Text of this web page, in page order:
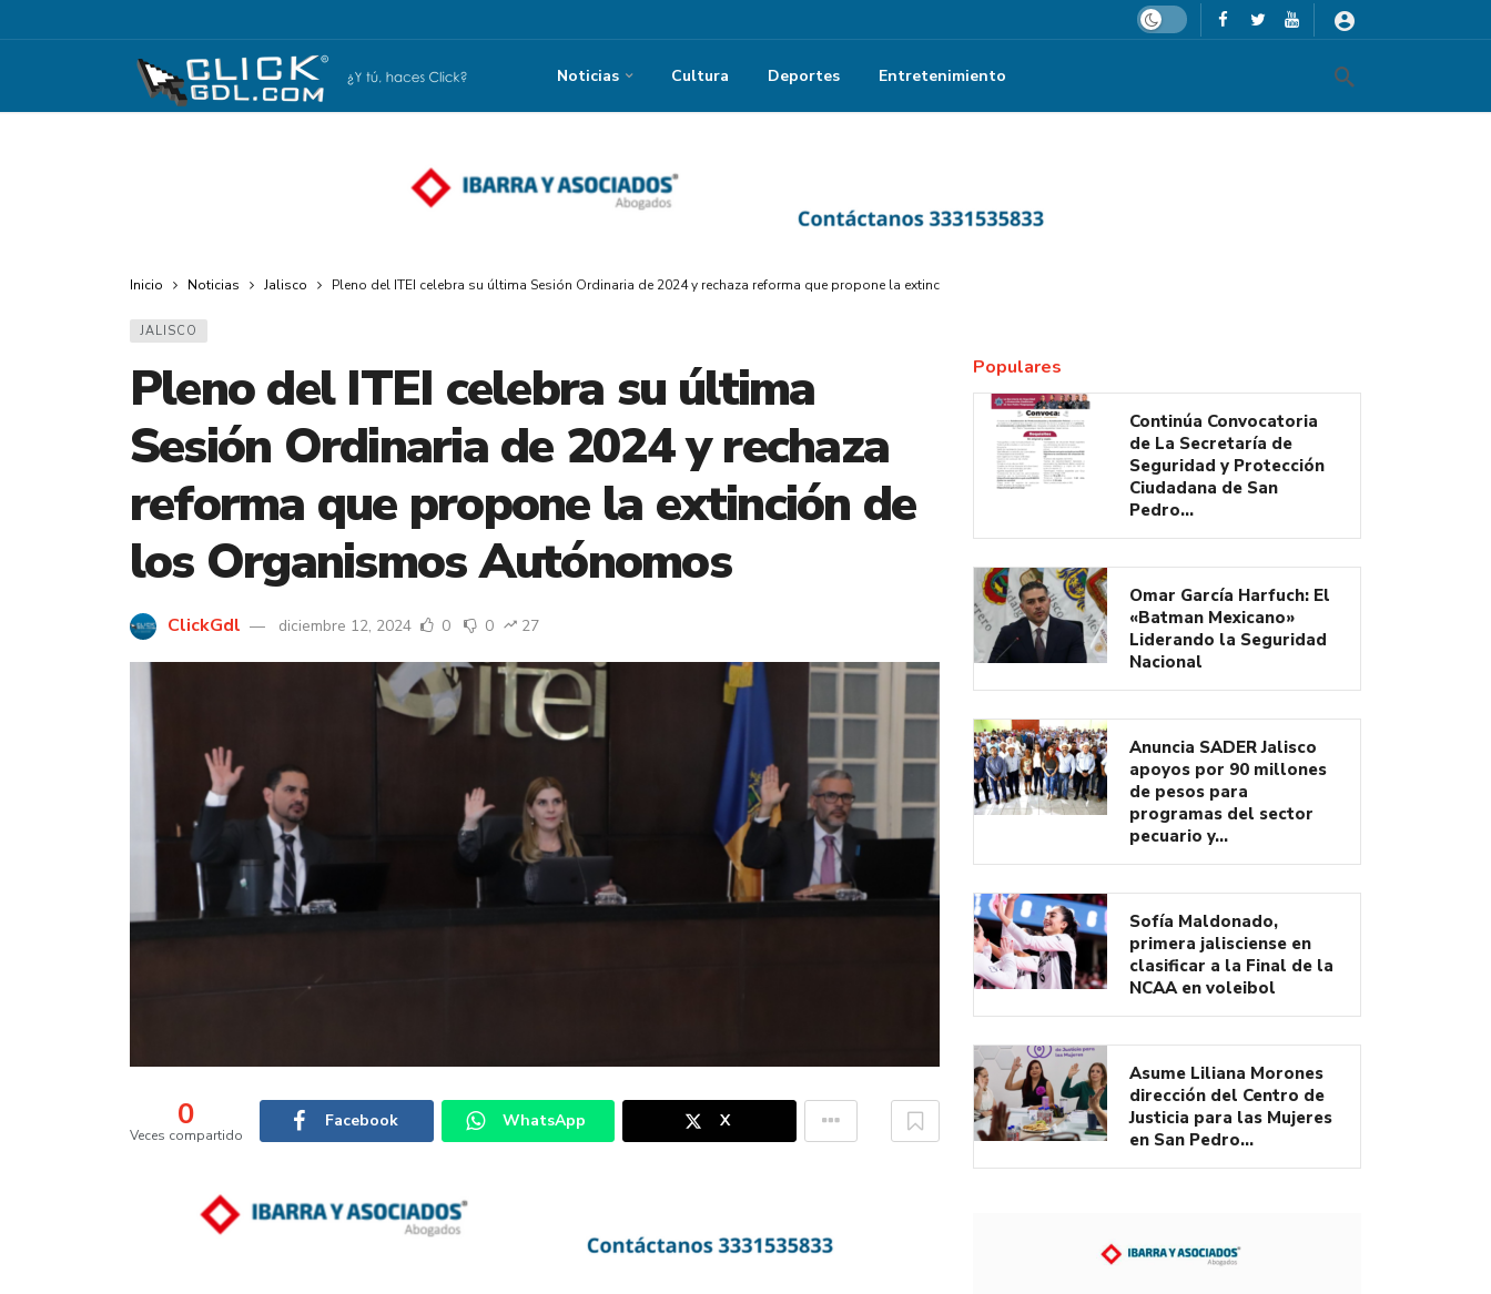
Dark mode
Noticias Cultura Deportes Entretenimiento
Inicio Noticias Jalisco Pleno del ITEI celebra su última Sesión Ordinaria de 2024 y rechaza reforma que propone la extinción de los Organismos Autónomos
JALISCO
Pleno del ITEI celebra su última
Sesión Ordinaria de 2024 y rechaza
reforma que propone la extinción de
los Organismos Autónomos
ClickGdl diciembre 12, 2024 0 0 27
0
Veces compartido
Facebook WhatsApp X
Populares
Continúa Convocatoria
de La Secretaría de
Seguridad y Protección
Ciudadana de San
Pedro…
Omar García Harfuch: El
«Batman Mexicano»
Liderando la Seguridad
Nacional
Anuncia SADER Jalisco
apoyos por 90 millones
de pesos para
programas del sector
pecuario y…
Sofía Maldonado,
primera jalisciense en
clasificar a la Final de la
NCAA en voleibol
Asume Liliana Morones
dirección del Centro de
Justicia para las Mujeres
en San Pedro…